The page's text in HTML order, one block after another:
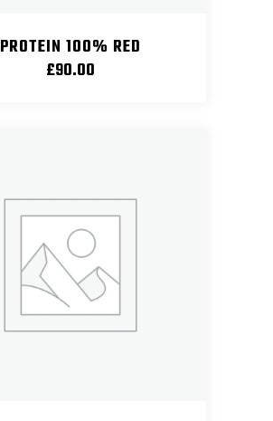
PROTEIN 100% RED
£90.00